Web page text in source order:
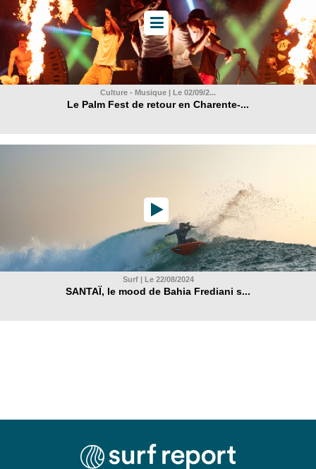
Culture - Musique | Le 02/09/2...
Le Palm Fest de retour en Charente-...
Surf | Le 22/08/2024
SANTAÏ, le mood de Bahia Frediani s...